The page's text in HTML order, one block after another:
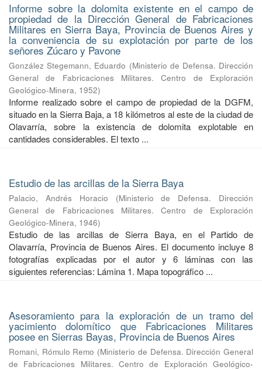
Informe sobre la dolomita existente en el campo de
propiedad de la Dirección General de Fabricaciones
Militares en Sierra Baya, Provincia de Buenos Aires y
la conveniencia de su explotación por parte de los
señores Zúcaro y Pavone
González Stegemann, Eduardo (Ministerio de Defensa. Dirección
General de Fabricaciones Militares. Centro de Exploración
Geológico-Minera, 1952)
Informe realizado sobre el campo de propiedad de la DGFM,
situado en la Sierra Baja, a 18 kilómetros al este de la ciudad de
Olavarría, sobre la existencia de dolomita explotable en
cantidades considerables. El texto ...
Estudio de las arcillas de la Sierra Baya
Palacio, Andrés Horacio (Ministerio de Defensa. Dirección
General de Fabricaciones Militares. Centro de Exploración
Geológico-Minera, 1946)
Estudio de las arcillas de Sierra Baya, en el Partido de
Olavarría, Provincia de Buenos Aires. El documento incluye 8
fotografías explicadas por el autor y 6 láminas con las
siguientes referencias: Lámina 1. Mapa topográfico ...
Asesoramiento para la exploración de un tramo del
yacimiento dolomítico que Fabricaciones Militares
posee en Sierras Bayas, Provincia de Buenos Aires
Romani, Rómulo Remo (Ministerio de Defensa. Dirección General
de Fabricaciones Militares. Centro de Exploración Geológico-